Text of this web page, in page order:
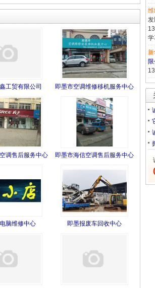
工贸有限公司 即墨市空调维修移机服务中心
调售后服务中心 即墨市海信空调售后服务中心
脑维修中心 即墨报废车回收中心
发
学
限